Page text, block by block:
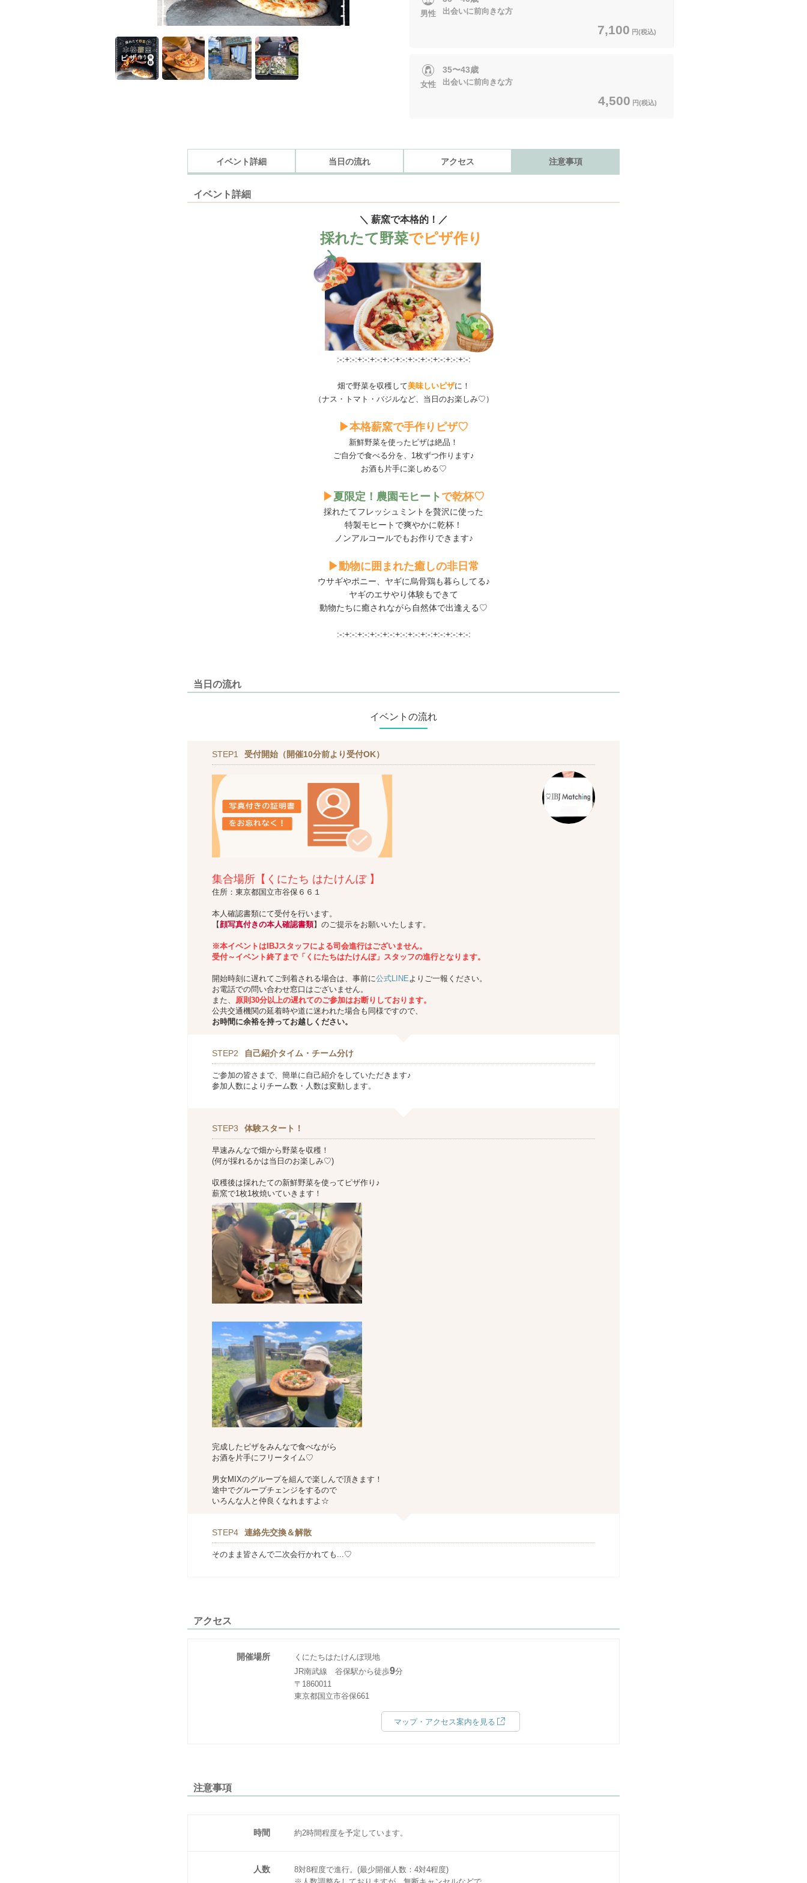
男性 出会いに前向きな方
7,100 円(税込)
女性
35〜43歳
出会いに前向きな方
4,500 円(税込)
イベント詳細 当日の流れ アクセス 注意事項
イベント詳細
＼ 薪窯で本格的！／
採れたて野菜でピザ作り
:-:+:-:+:-:+:-:+:-:+:-:+:-:+:-:+:-:+:-:+:-:
畑で野菜を収穫して美味しいピザに！
（ナス・トマト・バジルなど、当日のお楽しみ♡）
▶本格薪窯で手作りピザ♡
新鮮野菜を使ったピザは絶品！
ご自分で食べる分を、1枚ずつ作ります♪
お酒も片手に楽しめる♡
▶夏限定！農園モヒート で乾杯♡
採れたてフレッシュミントを贅沢に使った
特製モヒートで爽やかに乾杯！
ノンアルコールでもお作りできます♪
▶動物に囲まれた癒しの非日常
ウサギやポニー、ヤギに烏骨鶏も暮らしてる♪
ヤギのエサやり体験もできて
動物たちに癒されながら自然体で出逢える♡
:-:+:-:+:-:+:-:+:-:+:-:+:-:+:-:+:-:+:-:+:-:
当日の流れ
イベントの流れ
STEP1 受付開始（開催10分前より受付OK）
集合場所【くにたち はたけんぼ 】
住所：東京都国立市谷保６６１
本人確認書類にて受付を行います。
【 顔写真付きの本人確認書類】のご提示をお願いいたします。
※本イベントはIBJスタッフによる司会進行はございません。
受付～イベント終了まで「くにたちはたけんぼ」スタッフの進行となります。
開始時刻に遅れてご到着される場合は、事前に公式LINEよりご一報ください。
お電話での問い合わせ窓口はございません。
また、 原則30分以上の遅れてのご参加はお断りしております。
公共交通機関の延着時や道に迷われた場合も同様ですので、
お時間に余裕を持ってお越しください。
STEP2 自己紹介タイム・チーム分け
ご参加の皆さまで、簡単に自己紹介をしていただきます♪
参加人数によりチーム数・人数は変動します。
STEP3 体験スタート！
早速みんなで畑から野菜を収穫！
(何が採れるかは当日のお楽しみ♡)
収穫後は採れたての新鮮野菜を使ってピザ作り♪
薪窯で1枚1枚焼いていきます！
完成したピザをみんなで食べながら
お酒を片手にフリータイム♡
男女MIXのグループを組んで楽しんで頂きます！
途中でグループチェンジをするので
いろんな人と仲良くなれますよ☆
STEP4 連絡先交換＆解散
そのまま皆さんで二次会行かれても...♡
アクセス
開催場所
くにたちはたけんぼ現地
JR南武線 谷保駅から徒歩9分
〒1860011
東京都国立市谷保661
マップ・アクセス案内を見る
注意事項
時間 約2時間程度を予定しています。
人数
8対8程度で進行。(最少開催人数：4対4程度)